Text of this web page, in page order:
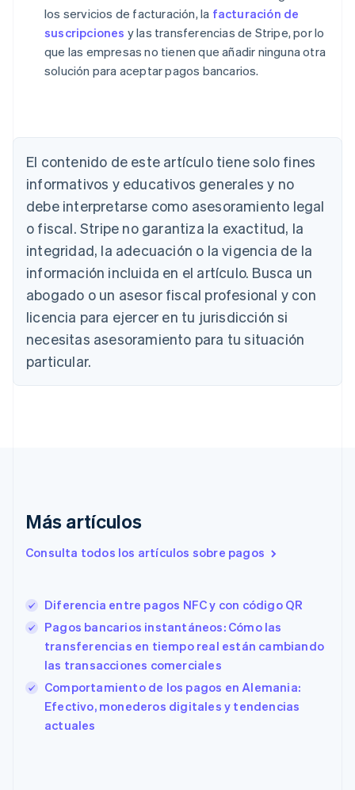
los servicios de facturación, la facturación de
suscripciones y las transferencias de Stripe, por lo
que las empresas no tienen que añadir ninguna otra
solución para aceptar pagos bancarios.
El contenido de este artículo tiene solo fines
informativos y educativos generales y no
debe interpretarse como asesoramiento legal
o fiscal. Stripe no garantiza la exactitud, la
integridad, la adecuación o la vigencia de la
información incluida en el artículo. Busca un
abogado o un asesor fiscal profesional y con
licencia para ejercer en tu jurisdicción si
necesitas asesoramiento para tu situación
particular.
Más artículos
Consulta todos los artículos sobre pagos
Diferencia entre pagos NFC y con código QR
Pagos bancarios instantáneos: Cómo las
transferencias en tiempo real están cambiando
las transacciones comerciales
Comportamiento de los pagos en Alemania:
Efectivo, monederos digitales y tendencias
actuales
Alemania
DeutschEnglish
Australia
Austria
DeutschEnglish
Bélgica
Nederlands FrançaisDeutsch English
Brasil
Português English
Bulgaria
English
Canadá
China continental
Emiratos Árabes Unidos
Eslovaquia
EnglishItaliano
España
EspañolEnglish
Estados Unidos
EnglishEspañol简体中文
Estonia
English
Finlandia
EnglishSvenska